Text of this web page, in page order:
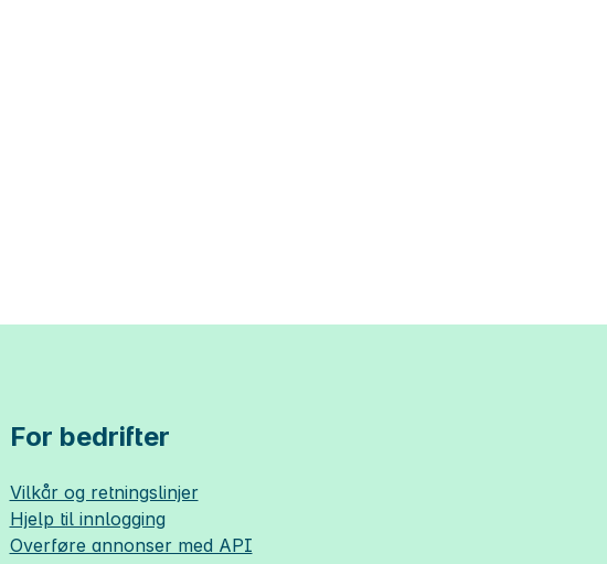
For bedrifter
Vilkår og retningslinjer
Hjelp til innlogging
Overføre annonser med API